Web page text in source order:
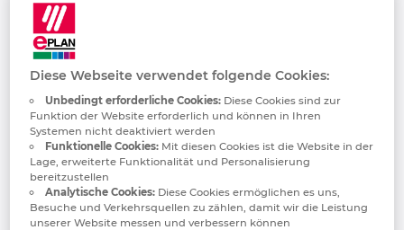
Weiterentwicklung von Integrationen
entlang der Wertschöpfungskette. Von
diesem Mehr an Durchgängigkeit
profitieren die Anwender insbesondere in
den Bereichen PLM, ERP, SPS sowie
Simulation. Durch den intensiven
Austausch der Hersteller untereinander
wird die Integration der Vielzahl von im
Markt eingesetzten Systemen auf
Kundenseite einfacher.
Griechenland
Großbritannien
Indien
Indonesien
Irland
Diese Webseite verwendet folgende Cookies:
Unbedingt erforderliche Cookies:Diese Cookies sind zur
Funktion der Website erforderlich und können in Ihren
Systemen nicht deaktiviert werden
Funktionelle Cookies:Mit diesen Cookies ist die Website in der
Lage, erweiterte Funktionalität und Personalisierung
bereitzustellen
Analytische Cookies:Diese Cookies ermöglichen es uns,
Besuche und Verkehrsquellen zu zählen, damit wir die Leistung
unserer Website messen und verbessern können